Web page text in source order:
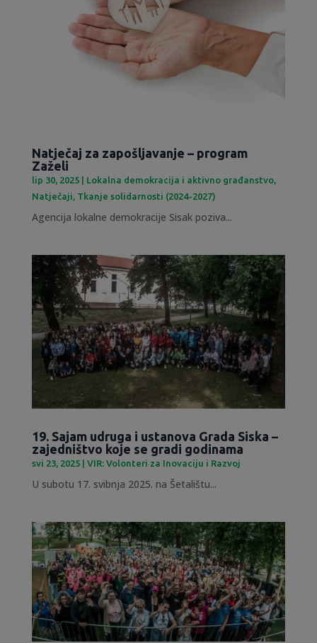
Natječaj za zapošljavanje – program
Zaželi
lip 30, 2025| Lokalna demokracija i aktivno građanstvo,
Natječaji, Tkanje solidarnosti (2024-2027)
Agencija lokalne demokracije Sisak poziva...
19. Sajam udruga i ustanova Grada Siska –
zajedništvo koje se gradi godinama
svi 23, 2025| VIR: Volonteri za Inovaciju i Razvoj
U subotu 17. svibnja 2025. na Šetalištu...